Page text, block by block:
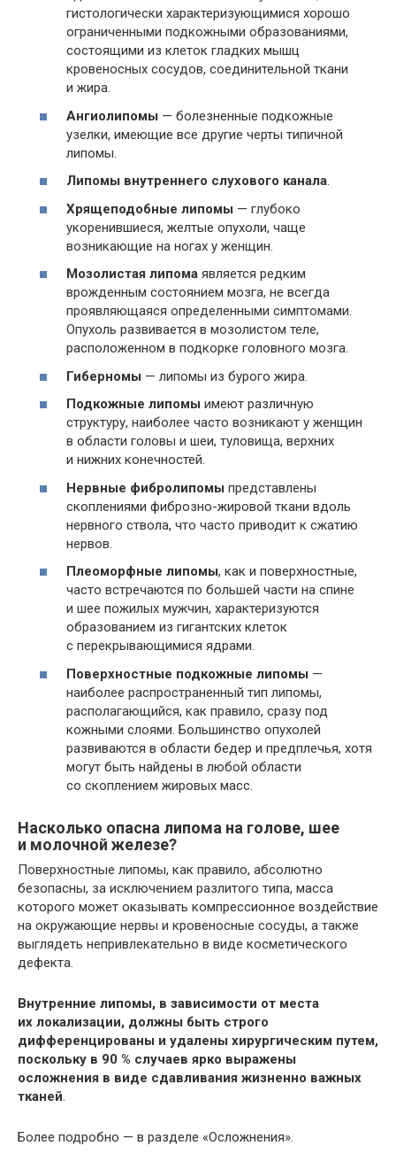
гистологически характеризующимися хорошо
ограниченными подкожными образованиями,
состоящими из клеток гладких мышц
кровеносных сосудов, соединительной ткани
и жира.
Ангиолипомы — болезненные подкожные
узелки, имеющие все другие черты типичной
липомы.
Липомы внутреннего слухового канала.
Хрящеподобные липомы — глубоко
укоренившиеся, желтые опухоли, чаще
возникающие на ногах у женщин.
Мозолистая липома является редким
врожденным состоянием мозга, не всегда
проявляющаяся определенными симптомами.
Опухоль развивается в мозолистом теле,
расположенном в подкорке головного мозга.
Гиберномы — липомы из бурого жира.
Подкожные липомы имеют различную
структуру, наиболее часто возникают у женщин
в области головы и шеи, туловища, верхних
и нижних конечностей.
Нервные фибролипомы представлены
скоплениями фиброзно-жировой ткани вдоль
нервного ствола, что часто приводит к сжатию
нервов.
Плеоморфные липомы, как и поверхностные,
часто встречаются по большей части на спине
и шее пожилых мужчин, характеризуются
образованием из гигантских клеток
с перекрывающимися ядрами.
Поверхностные подкожные липомы —
наиболее распространенный тип липомы,
располагающийся, как правило, сразу под
кожными слоями. Большинство опухолей
развиваются в области бедер и предплечья, хотя
могут быть найдены в любой области
со скоплением жировых масс.
Насколько опасна липома на голове, шее
и молочной железе?
Поверхностные липомы, как правило, абсолютно
безопасны, за исключением разлитого типа, масса
которого может оказывать компрессионное воздействие
на окружающие нервы и кровеносные сосуды, а также
выглядеть непривлекательно в виде косметического
дефекта.
Внутренние липомы, в зависимости от места
их локализации, должны быть строго
дифференцированы и удалены хирургическим путем,
поскольку в 90 % случаев ярко выражены
осложнения в виде сдавливания жизненно важных
тканей
Более подробно — в разделе «Осложнения».